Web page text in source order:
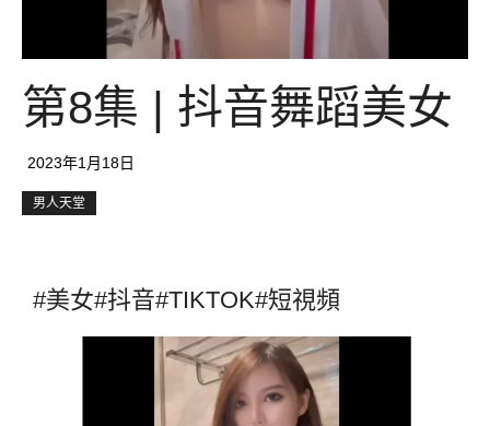
第8集 | 抖音舞蹈美女
2023年1月18日
男人天堂
#美女#抖音#TIKTOK#短視頻